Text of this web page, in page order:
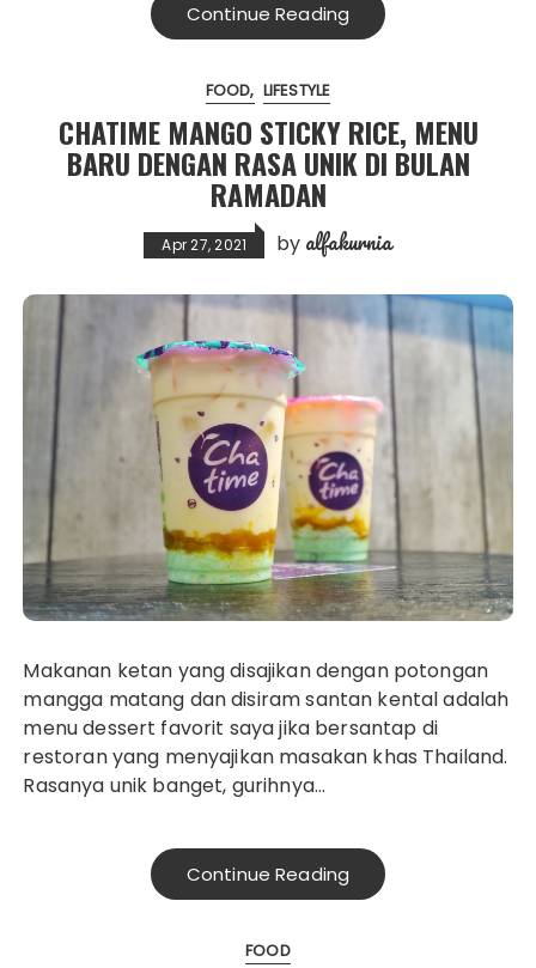
Continue Reading
FOOD LIFESTYLE
CHATIME MANGO STICKY RICE, MENU
BARU DENGAN RASA UNIK DI BULAN
RAMADAN
Apr 27, 2021 by alfakurnia
Makanan ketan yang disajikan dengan potongan
mangga matang dan disiram santan kental adalah
menu dessert favorit saya jika bersantap di
restoran yang menyajikan masakan khas Thailand.
Rasanya unik banget, gurihnya…
Continue Reading
FOOD